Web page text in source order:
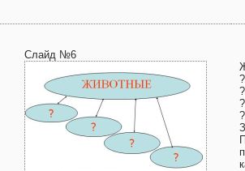
Слайд №6
?
?
?
?